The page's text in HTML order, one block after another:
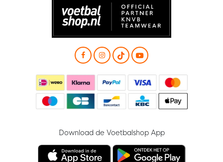
Download de Voetbalshop App